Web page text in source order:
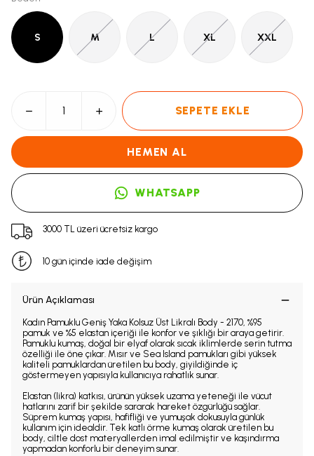
S M L XL XXL
SEPETE EKLE
HEMEN AL
WHATSAPP
3000 TL üzeri ücretsiz kargo
10 gün içinde iade değişim
Ürün Açıklaması
Kadın Pamuklu Geniş Yaka Kolsuz Üst Likralı Body - 2170, %95
pamuk ve %5 elastan içeriği ile konfor ve şıklığı bir araya getirir.
Pamuklu kumaş, doğal bir elyaf olarak sıcak iklimlerde serin tutma
özelliği ile öne çıkar. Mısır ve Sea Island pamukları gibi yüksek
kaliteli pamuklardan üretilen bu body, giyildiğinde iç
göstermeyen yapısıyla kullanıcıya rahatlık sunar.
Elastan (likra) katkısı, ürünün yüksek uzama yeteneği ile vücut
hatlarını zarif bir şekilde sararak hareket özgürlüğü sağlar.
Süprem kumaş yapısı, hafifliği ve yumuşak dokusuyla günlük
kullanım için idealdir. Tek katlı örme kumaş olarak üretilen bu
body, ciltle dost materyallerden imal edilmiştir ve kaşındırma
yapmadan konforlu bir deneyim sunar.